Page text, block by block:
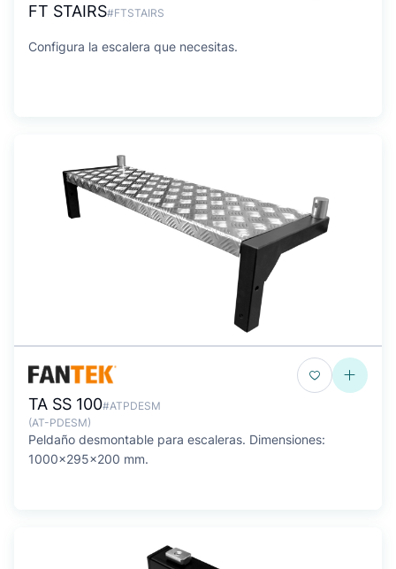
FT STAIRS#FTSTAIRS
Configura la escalera que necesitas.
TA SS 100#ATPDESM
(AT-PDESM)
Peldaño desmontable para escaleras. Dimensiones:
1000x295x200 mm.